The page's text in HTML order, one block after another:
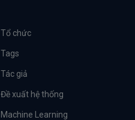
Tổ chức
Tags
Tác giả
Đề xuất hệ thống
Machine Learning